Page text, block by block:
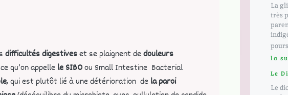
difficultés digestiveset se plaignent dedouleurs
qu’on appelle le SIBOou Small Intestine Bacterial
, qui est plutôt lié à une détérioration de la paroi
La
très
la
Le
Le